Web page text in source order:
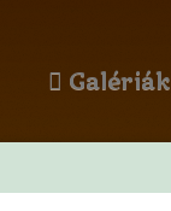
Galériák